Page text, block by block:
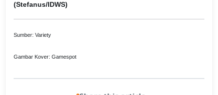
(Stefanus/IDWS)
Sumber: Variety
Gambar Kover: Gamespot